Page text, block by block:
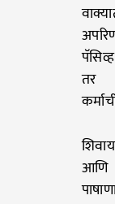
तर
आणि